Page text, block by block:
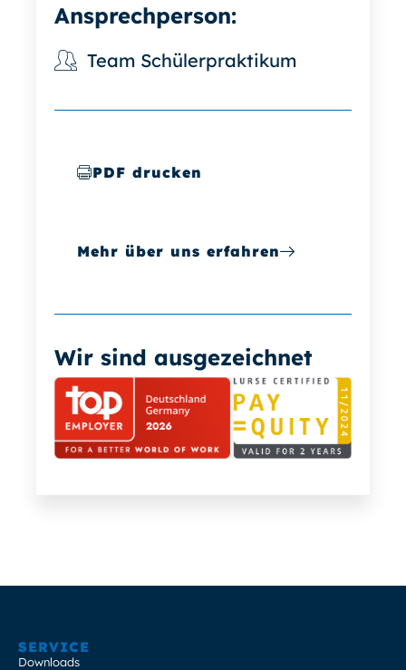
Ansprechperson:
Team Schülerpraktikum
PDF drucken
Mehr über uns erfahren
Wir sind ausgezeichnet
SERVICE
Downloads